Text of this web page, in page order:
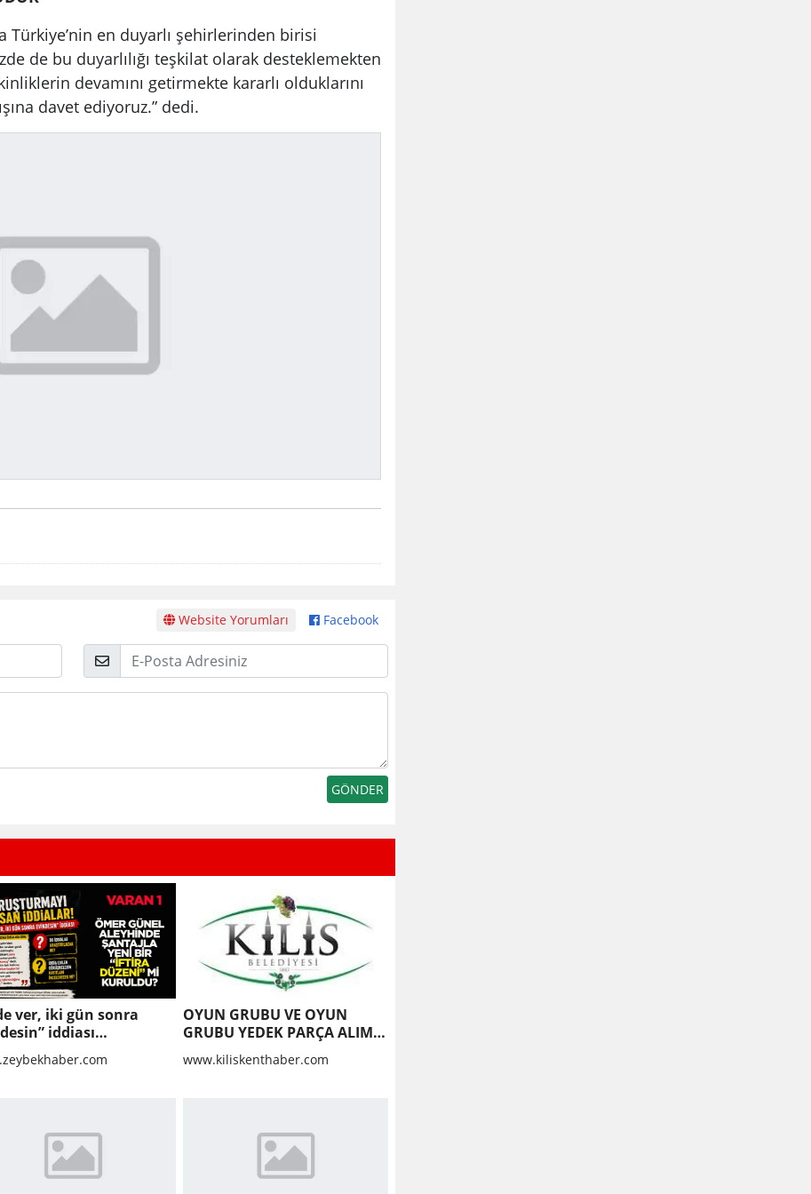
Türkiye’nin en duyarlı şehirlerinden birisi
de bu duyarlılığı teşkilat olarak desteklemekten
devamını getirmekte kararlı olduklarını
davet ediyoruz.” dedi.
Website Yorumları Facebook
Posta
ver, iki gün sonra
iddiası
dosyasını
OYUN GRUBU VE OYUN
GRUBU YEDEK PARÇA ALIM
www.kiliskenthaber.com